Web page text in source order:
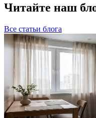
Читайте наш
Все статьи блога